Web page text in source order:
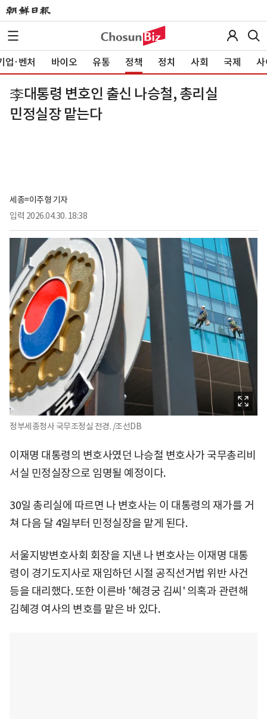
업·벤처 바이오 유통 정책 정치 사회 국제 사
李대통령 변호인 출신 나승철, 총리실
민정실장 맡는다
세종=이주형 기자
입력 2026.04.30. 18:38
정부세종청사 국무조정실 전경. /조선DB
이재명 대통령의 변호사였던 나승철 변호사가 국무총리비
서실 민정실장으로 임명될 예정이다.
30일 총리실에 따르면 나 변호사는 이 대통령의 재가를 거
쳐 다음 달 4일부터 민정실장을 맡게 된다.
서울지방변호사회 회장을 지낸 나 변호사는 이재명 대통
령이 경기도지사로 재임하던 시절 공직선거법 위반 사건
등을 대리했다. 또한 이른바 '혜경궁 김씨' 의혹과 관련해
김혜경 여사의 변호를 맡은 바 있다.